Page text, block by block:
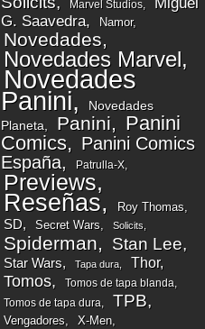
Marvel Studios
G. Saavedra
Namor
Novedades
Novedades Marvel
Novedades
Panini
Novedades
Planeta
Panini
Panini
Comics
Panini Comics
España
Patrulla-X
Previews
Reseñas Roy Thomas
SD Secret Wars Solicits
Spiderman Stan Lee
Star Wars Tapa dura Thor
Tomos
Tomos de tapa blanda
Tomos de tapa dura
TPB
Vengadores X-Men